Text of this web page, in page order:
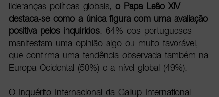
lideranças políticas globais, o Papa Leão XIV
destaca-se como a única figura com uma avaliação
positiva pelos inquiridos. 64% dos portugueses
manifestam uma opinião algo ou muito favorável,
que confirma uma tendência observada também na
Europa Ocidental (50%) e a nível global (49%).
O Inquérito Internacional da Gallup International